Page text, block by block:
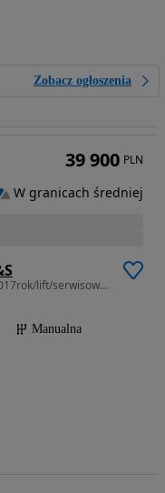
Zobacz ogłoszenia
1598 cm3 • 136 KM • 100tys.km/1.6 CDTI/2017rok/lift/serwisowana/kamera/LED/navi
Manualna
39 900 PLN
W granicach średniej